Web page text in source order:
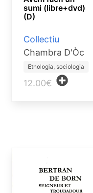
sumi (libre+dvd)
(D)
Collectiu
Chambra D'Òc
Etnologia, sociologia
12.00€